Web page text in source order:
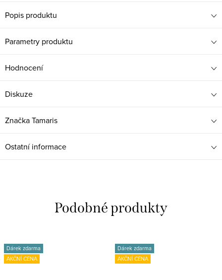
Popis produktu
Parametry produktu
Hodnocení
Diskuze
ZnačkaTamaris
Ostatní informace
Dárek zdarma
AKČNÍ CENA
Dárek zdarma
AKČNÍ CENA